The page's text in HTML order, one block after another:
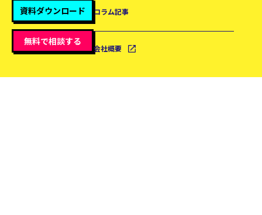
資料ダウンロード
無料で相談する
コラム記事
会社概要